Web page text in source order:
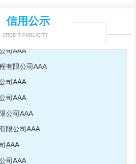
信用公示
CREDIT PUBLICITY